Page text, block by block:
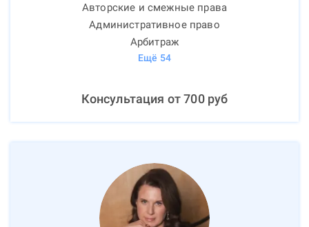
Авторские и смежные права
Административное право
Арбитраж
Ещё 54
Консультация от700руб